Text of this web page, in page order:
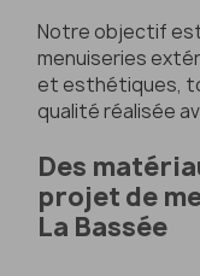
Notre objectif
menuiseries
et esthétiques,
qualité réalisée
Des
projet de
La Bassée